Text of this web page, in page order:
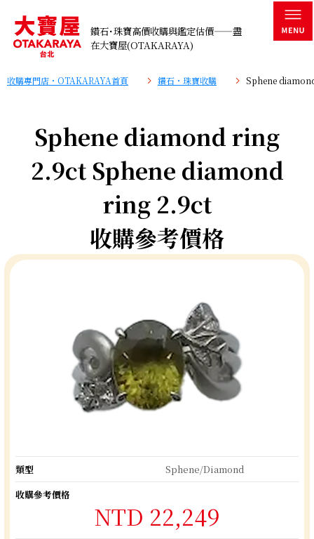
鑽石･珠寶高價收購與鑑定估價——盡
在大寶屋(OTAKARAYA)
收購專門店・OTAKARAYA首頁 鑽石・珠寶收購 Sphene
Sphene diamond ring
2.9ct Sphene diamond
ring 2.9ct
收購參考價格
類型
Sphene/Diamond
收購參考價格
NTD 22,249